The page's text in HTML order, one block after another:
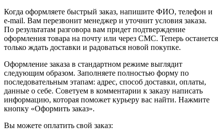
Когда оформляете быстрый заказ, напишите ФИО, телефон и
e-mail. Вам перезвонит менеджер и уточнит условия заказа.
По результатам разговора вам придет подтверждение
оформления товара на почту или через СМС. Теперь останется
только ждать доставки и радоваться новой покупке.
Оформление заказа в стандартном режиме выглядит
следующим образом. Заполняете полностью форму по
последовательным этапам: адрес, способ доставки, оплаты,
данные о себе. Советуем в комментарии к заказу написать
информацию, которая поможет курьеру вас найти. Нажмите
кнопку «Оформить заказ».
Вы можете оплатить свой заказ: